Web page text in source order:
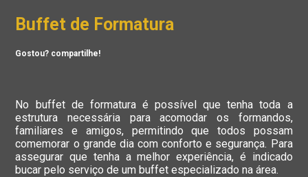
Buffet de Formatura
Gostou? compartilhe!
No buffet de formatura é possível que tenha toda a
estrutura necessária para acomodar os formandos,
familiares e amigos, permitindo que todos possam
comemorar o grande dia com conforto e segurança. Para
assegurar que tenha a melhor experiência, é indicado
bucar pelo serviço de um buffet especializado na área.